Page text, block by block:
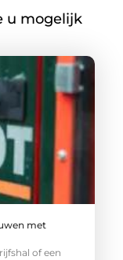
u mogelijk
met
of een